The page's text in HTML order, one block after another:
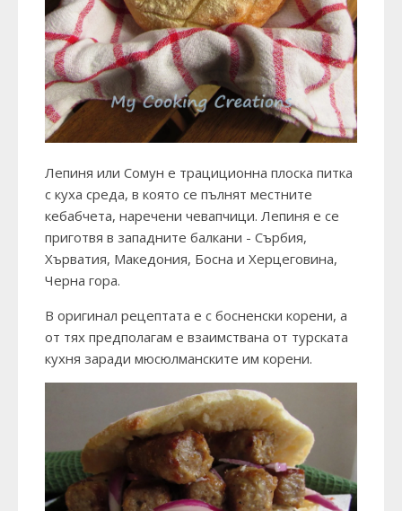
Лепиня или Сомун е трациционна плоска питка
с куха среда, в която се пълнят местните
кебабчета, наречени чевапчици. Лепиня е се
приготвя в западните балкани - Сърбия,
Хърватия, Македония, Босна и Херцеговина,
Черна гора.
В оригинал рецептата е с босненски корени, а
от тях предполагам е взаимствана от турската
кухня заради мюсюлманските им корени.